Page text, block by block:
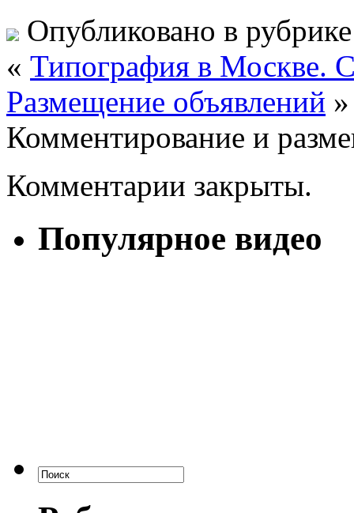
Опубликовано в
« Типография в Москве.
Размещение объявлений »
Комментирование и
Комментарии закрыты.
Популярное видео